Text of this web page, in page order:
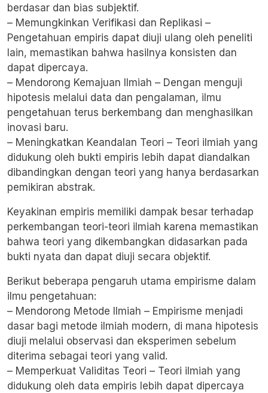
berdasar dan bias subjektif.
– Memungkinkan Verifikasi dan Replikasi –
Pengetahuan empiris dapat diuji ulang oleh peneliti
lain, memastikan bahwa hasilnya konsisten dan
dapat dipercaya.
– Mendorong Kemajuan Ilmiah – Dengan menguji
hipotesis melalui data dan pengalaman, ilmu
pengetahuan terus berkembang dan menghasilkan
inovasi baru.
– Meningkatkan Keandalan Teori – Teori ilmiah yang
didukung oleh bukti empiris lebih dapat diandalkan
dibandingkan dengan teori yang hanya berdasarkan
pemikiran abstrak.
Keyakinan empiris memiliki dampak besar terhadap
perkembangan teori-teori ilmiah karena memastikan
bahwa teori yang dikembangkan didasarkan pada
bukti nyata dan dapat diuji secara objektif.
Berikut beberapa pengaruh utama empirisme dalam
ilmu pengetahuan:
– Mendorong Metode Ilmiah – Empirisme menjadi
dasar bagi metode ilmiah modern, di mana hipotesis
diuji melalui observasi dan eksperimen sebelum
diterima sebagai teori yang valid.
– Memperkuat Validitas Teori – Teori ilmiah yang
didukung oleh data empiris lebih dapat dipercaya